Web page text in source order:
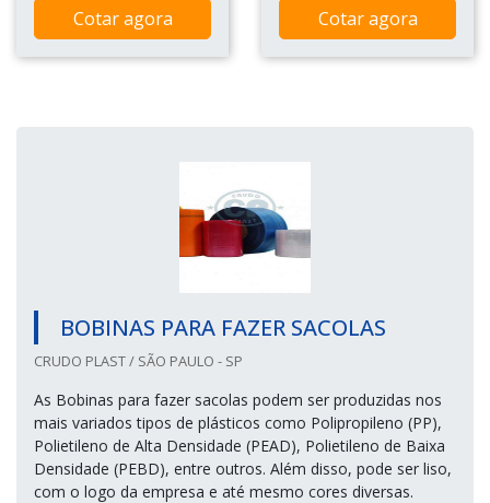
Cotar agora Cotar agora
BOBINAS PARA FAZER SACOLAS
CRUDO PLAST / SÃO PAULO - SP
As Bobinas para fazer sacolas podem ser produzidas nos
mais variados tipos de plásticos como Polipropileno (PP),
Polietileno de Alta Densidade (PEAD), Polietileno de Baixa
Densidade (PEBD), entre outros. Além disso, pode ser liso,
com o logo da empresa e até mesmo cores diversas.